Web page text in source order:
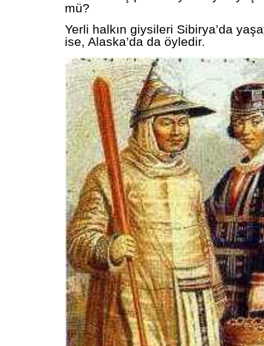
mü?
Yerli halkın giysileri Sibirya’da
ise, Alaska’da da öyledir.